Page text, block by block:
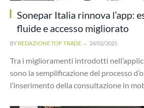
Sonepar Italia rinnova l’app:
fluide e accesso migliorato
BY REDAZIONE TOP TRADE 24/02/2025
Tra i miglioramenti introdotti
sono la semplificazione del processo
l’inserimento della consultazione in